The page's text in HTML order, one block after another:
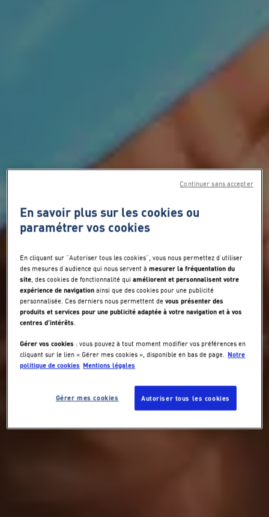
En savoir plus sur les cookies ou
paramétrer vos cookies
En cliquant sur "Autoriser tous les cookies", vous nous permettez d’utiliser
des mesures d’audience qui nous servent àmesurer la fréquentation du
site, des cookies de fonctionnalité quiaméliorent et personnalisent votre
expérience de navigation ainsi que des cookies pour une publicité
personnalisée. Ces derniers nous permettent devous présenter des
produits et services pour une publicité adaptée à votre navigation et à vos
centres d’intérêts.
Gérer vos cookies : vous pouvez à tout moment modifier vos préférences en
cliquant sur le lien « Gérer mes cookies », disponible en bas de page. Notre
politique de cookies Mentions légales
Gérer mes cookies Autoriser tous les cookies
Continuer sans accepter